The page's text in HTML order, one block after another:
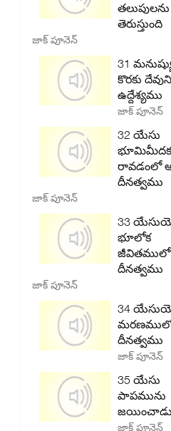
తలుపులను
తెరుస్తుంది
జాక్ పూనెన్
31
కొరకు దేవుని
ఉద్దేశ్యము
జాక్ పూనెన్
32 యేసు
రావడంలో
దీనత్వము
జాక్ పూనెన్
33
భూలోక
దీనత్వము
జాక్ పూనెన్
34
దీనత్వము
జాక్ పూనెన్
35 యేసు
పాపమును
జయించాడు
జాక్ పూనెన్